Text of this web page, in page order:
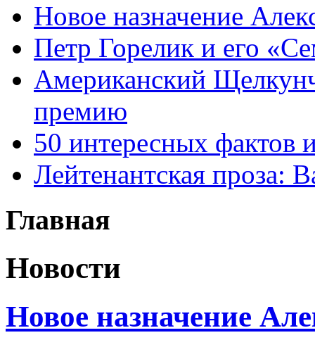
Новое назначение
Петр Горелик и его
Американский
премию
50 интересных фактов
Лейтенантская проза:
Главная
Новости
Новое назначение